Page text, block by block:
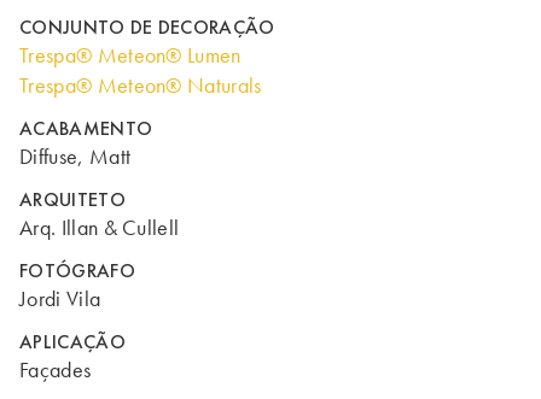
CONJUNTO DE DECORAÇÃO
Trespa® Meteon® Lumen
Trespa® Meteon® Naturals
ACABAMENTO
Diffuse, Matt
ARQUITETO
Arq. Illan & Cullell
FOTÓGRAFO
Jordi Vila
APLICAÇÃO
Façades